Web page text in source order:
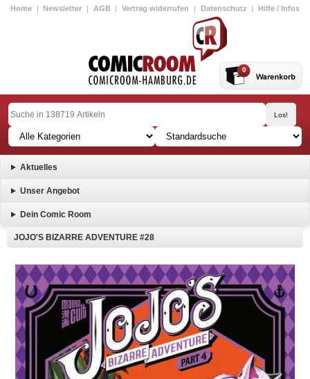
Home | Newsletter | AGB | Vertrag widerrufen | Datenschutz | Hilfe / Infos
0
Aktuelles
Unser Angebot
Dein Comic Room
JOJO'S BIZARRE ADVENTURE #28